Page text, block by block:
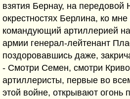
взятия Бернау, на передовой
окрестностях Берлина, ко
командующий артиллерией
армии генерал-лейтенант
поздоровавшись даже,
- Смотри Семен, смотри
артиллеристы, первые во
этой войне, открывают огонь